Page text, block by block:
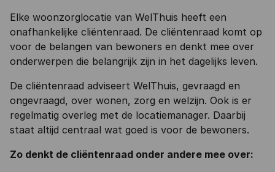
Elke woonzorglocatie van WelThuis heeft een
onafhankelijke cliëntenraad. De cliëntenraad komt op
voor de belangen van bewoners en denkt mee over
onderwerpen die belangrijk zijn in het dagelijks leven.
De cliëntenraad adviseert WelThuis, gevraagd en
ongevraagd, over wonen, zorg en welzijn. Ook is er
regelmatig overleg met de locatiemanager. Daarbij
staat altijd centraal wat goed is voor de bewoners.
Zo denkt de cliëntenraad onder andere mee over: